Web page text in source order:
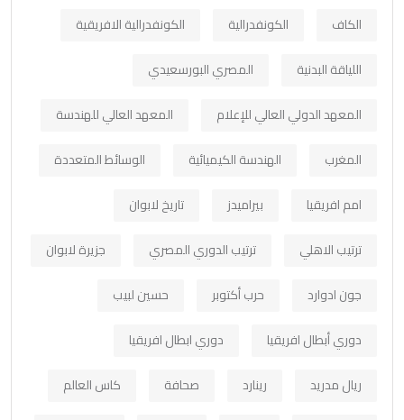
الكاف
الكونفدرالية
الكونفدرالية الافريقية
اللياقة البدنية
المصري البورسعيدي
المعهد الدولي العالي للإعلام
المعهد العالي للهندسة
المغرب
الهندسة الكيميائية
الوسائط المتعددة
امم افريقيا
بيراميدز
تاريخ لابوان
ترتيب الاهلي
ترتيب الدوري المصري
جزيرة لابوان
جون ادوارد
حرب أكتوبر
حسين لبيب
دوري أبطال افريقيا
دوري ابطال افريقيا
ريال مدريد
رينارد صحافة
كاس العالم